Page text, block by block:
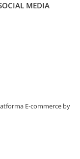
MEDIA
E-commerce by